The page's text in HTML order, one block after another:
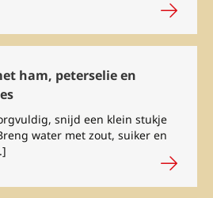
ham, peterselie en
snijd een klein stukje
water met zout, suiker en